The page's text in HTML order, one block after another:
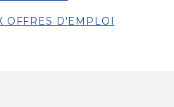
OFFRES D'EMPLOI